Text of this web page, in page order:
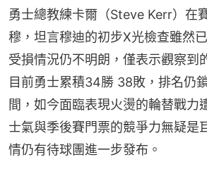
勇士總教練卡爾（Steve Kerr）在
穆，坦言穆迪的初步X光檢查雖然
受損情況仍不明朗，僅表示觀察到
目前勇士累積34勝 38敗，排名仍
間，如今面臨表現火燙的輪替戰力
士氣與季後賽門票的競爭力無疑是
情仍有待球團進一步發布。